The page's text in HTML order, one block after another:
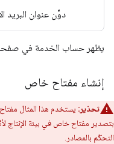
دوِّن عنوان البريد
يظهر حساب الخدمة في
إنشاء مفتاح خاص
تحذير: يستخدم هذا المثال
بتصدير مفتاح خاص في بيئة الإنتاج
التحكّم بالمصادر.